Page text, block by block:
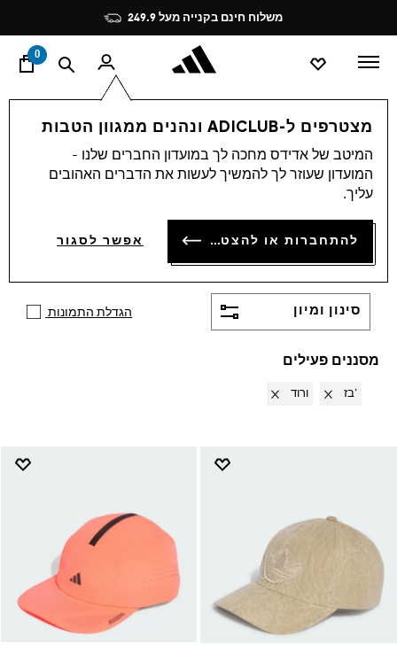
Pause
promotion
rotation
משלוח חינם בקנייה מעל 249.9
0
מצטרפים ל-ADICLUB ונהנים ממגוון הטבות
המיטב של אדידס מחכה לך במועדון החברים שלנו -
המועדון שעוזר לך להמשיך לעשות את הדברים האהובים
עליך.
להתחברות או להצטרפות אפשר לסגור
בז' + ורוד·כובעים לגברים
ולנשים
אופנתיים ונוחים, המתאימים לכל סגנון ולכל פעילות.
הכובעים מספקים הגנה מהשמש ונשארים במקומם, עם
רצועת התאמה אישית.
הצג עוד
סינון ומיון הגדלת התמונות
מסננים פעילים
בז' Remove filter Currently Refined by צבעים: בז'
ורוד Remove filter Currently Refined by צבעים: ורוד